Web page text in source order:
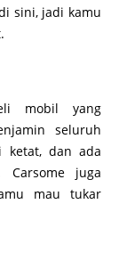
sini, jadi kamu
mobil yang
seluruh
ketat, dan ada
juga
mau tukar